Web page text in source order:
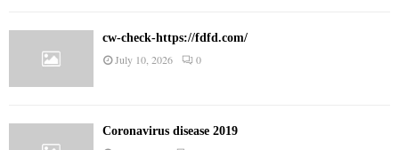
cw-check-https://fdfd.com/
July 10, 2026 0
Coronavirus disease 2019